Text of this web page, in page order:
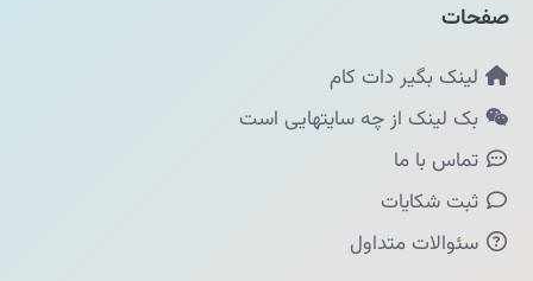
صفحات
لینک بگیر دات کام
بک لینک از چه سایتهایی است
تماس با ما
ثبت شکایات
سئوالات متداول